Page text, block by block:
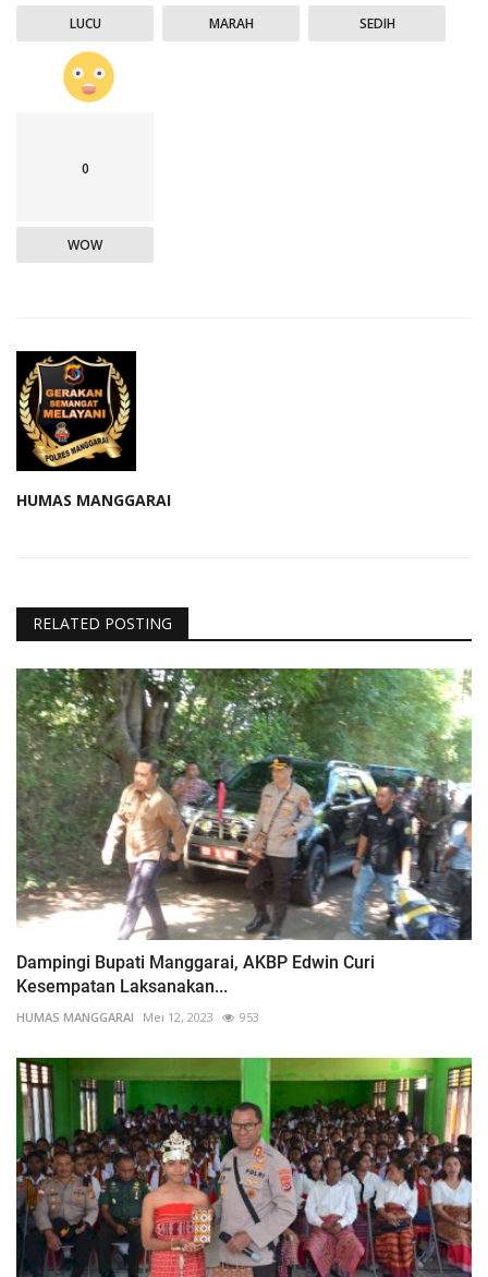
LUCU MARAH SEDIH
0
WOW
HUMAS MANGGARAI
RELATED POSTING
Dampingi Bupati Manggarai, AKBP Edwin Curi
Kesempatan Laksanakan...
HUMAS MANGGARAI Mei 12, 2023 953